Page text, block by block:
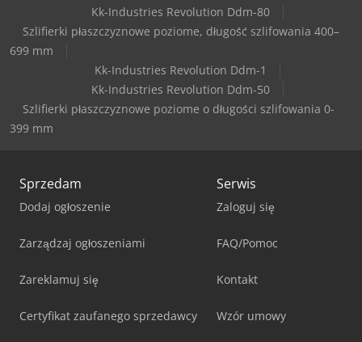
Kk-Industries Revolution Ddm-80
Szlifierki płaszczyznowe poziome, długość szlifowania 400–
699 mm
Kk-Industries Revolution Ddm-1
Kk-Industries Revolution Ddm-50
Szlifierki płaszczyznowe poziome o długości szlifowania 0-
399 mm
Sprzedam
Dodaj ogłoszenie
Zarządzaj ogłoszeniami
Zareklamuj się
Certyfikat zaufanego sprzedawcy
Serwis
Zaloguj się
FAQ/Pomoc
Kontakt
Wzór umowy